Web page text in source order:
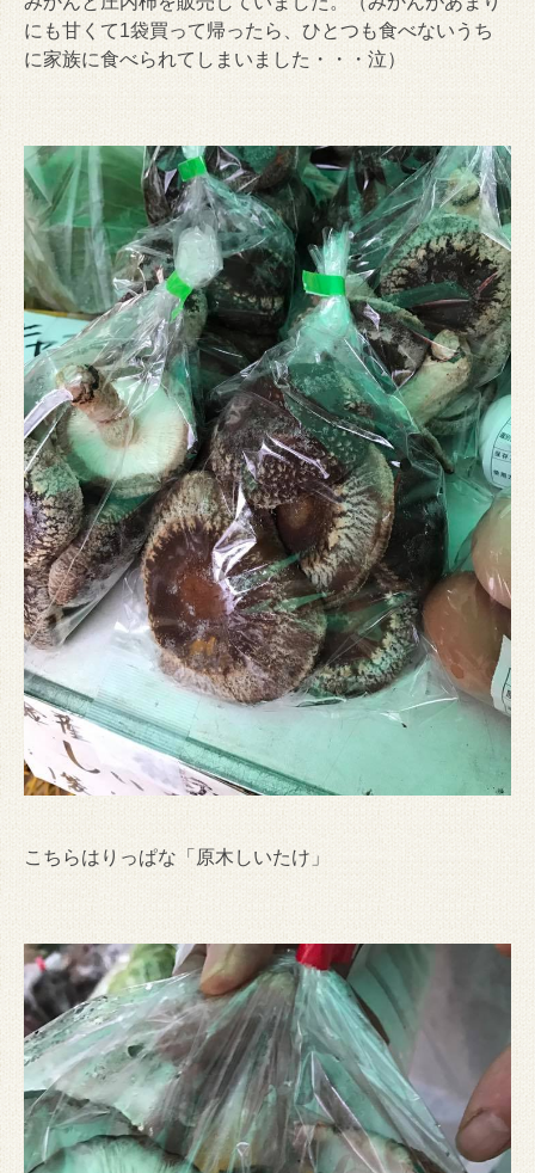
にも甘くて1袋買って帰ったら、ひとつも食べないうち
に家族に食べられてしまいました・・・泣）
こちらはりっぱな「原木しいたけ」